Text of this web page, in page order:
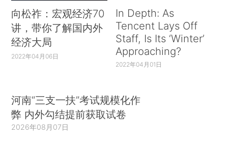
向松祚：宏观经济70
讲，带你了解国内外
经济大局
2022年04月06日
In Depth: As
Tencent Lays Off
Staff, Is Its ‘Winter’
Approaching?
2022年04月01日
河南“三支一扶”考试规模化作
弊 内外勾结提前获取试卷
2026年08月07日